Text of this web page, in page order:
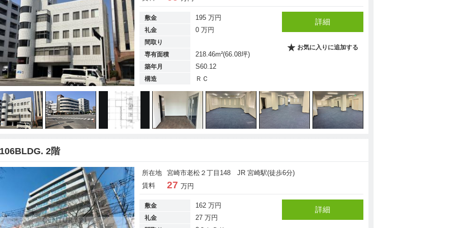
敷金 195 万円
礼金 0 万円
間取り
専有面積
218.46m²(66.08坪)
築年月 S60.12
構造 ＲＣ
詳細
お気に入りに追加する
2階
所在地
宮崎市老松２丁目148 JR 宮崎駅(徒歩6分)
賃料
27 万円
敷金 162 万円
礼金 27 万円
詳細